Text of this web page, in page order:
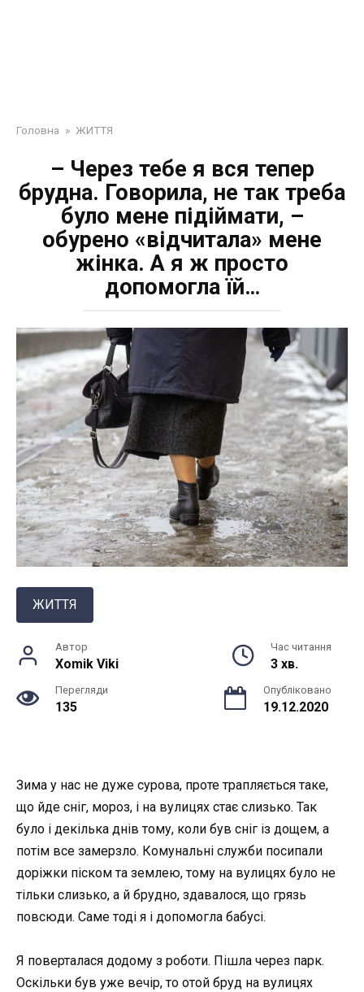
Головна » ЖИТТЯ
– Через тебе я вся тепер
брудна. Говорила, не так треба
було мене підіймати, –
обурено «відчитала» мене
жінка. А я ж просто
допомогла їй…
ЖИТТЯ
Автор
Xomik Viki
Час читання
3 хв.
Перегляди
135
Опубліковано
19.12.2020
Зима у нас не дуже сурова, проте трапляється таке,
що йде сніг, мороз, і на вулицях стає слизько. Так
було і декілька днів тому, коли був сніг із дощем, а
потім все замерзло. Комунальні служби посипали
доріжки піском та землею, тому на вулицях було не
тільки слизько, а й брудно, здавалося, що грязь
повсюди. Саме тоді я і допомогла бабусі.
Я поверталася додому з роботи. Пішла через парк.
Оскільки був уже вечір, то отой бруд на вулицях